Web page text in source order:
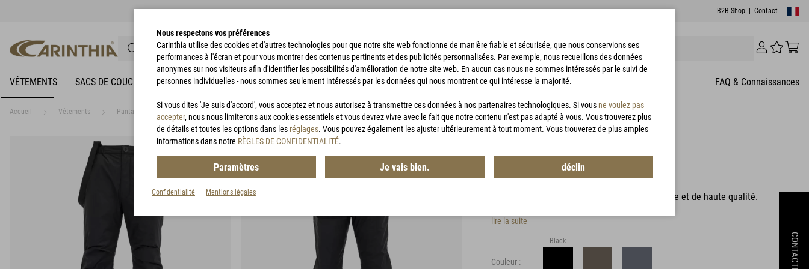
B2B Shop Contact
VÊTEMENTS SACS DE COUCHAGE VÊTEMENTS DE PLUIE SACS DE BIVOUAC ACCESSOIRES CHASSE BON D'ACHAT FAQ & Connaissances
Accueil Vêtements Pantalon
Pantalon pour temps froid extrêmement durable et de haute qualité.
lire la suite
Couleur :
Black CONTACTEZ
Nous respectons vos préférences
Carinthia utilise des cookies et d'autres technologies pour que notre site web fonctionne de manière fiable et sécurisée, que nous conservions ses
performances à l'écran et pour vous montrer des contenus pertinents et des publicités personnalisées. Par exemple, nous recueillons des données
anonymes sur nos visiteurs afin d'identifier les possibilités d'amélioration de notre site web. En aucun cas nous ne sommes intéressés par le suivi de
personnes individuelles - nous sommes seulement intéressés par les données qui nous montrent ce qui intéresse la majorité.
Si vous dites 'Je suis d'accord', vous acceptez et nous autorisez à transmettre ces données à nos partenaires technologiques. Si vous ne voulez pas
accepter, nous nous limiterons aux cookies essentiels et vous devrez vivre avec le fait que notre contenu n'est pas adapté à vous. Vous trouverez plus
de détails et toutes les options dans les réglages. Vous pouvez également les ajuster ultérieurement à tout moment. Vous trouverez de plus amples
informations dans notre RÈGLES DE CONFIDENTIALITÉ.
Paramètres Je vais bien. déclin
Confidentialité Mentions légales